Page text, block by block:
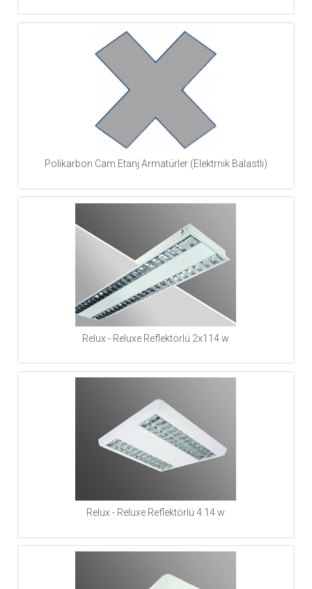
Polikarbon Cam Etanj Armatürler (Elektrnik Balastlı)
Relux - Reluxe Reflektörlü 2x114 w
Relux - Reluxe Reflektörlü 4.14 w